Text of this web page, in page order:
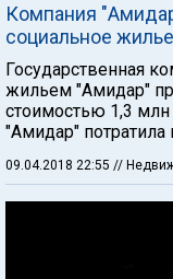
Компания
социальное
Государственная
жильем "Амидар"
стоимостью 1,3
"Амидар"
09.04.2018 22:55 //